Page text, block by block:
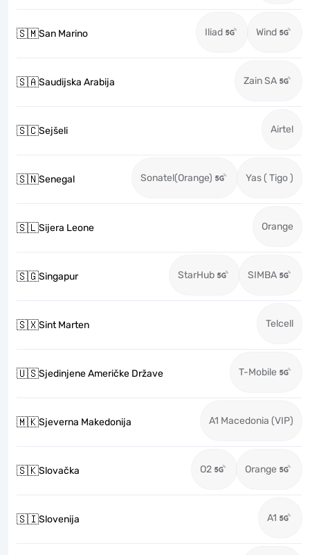
🇸🇲San Marino Iliad Wind
🇸🇦Saudijska Arabija Zain SA
🇸🇨Sejšeli Airtel
🇸🇳Senegal Sonatel(Orange) Yas ( Tigo )
🇸🇱Sijera Leone Orange
🇸🇬Singapur StarHub SIMBA
🇸🇽Sint Marten Telcell
🇺🇸Sjedinjene Američke Države T-Mobile
🇲🇰Sjeverna Makedonija A1 Macedonia (VIP)
🇸🇰Slovačka O2 Orange
🇸🇮Slovenija A1